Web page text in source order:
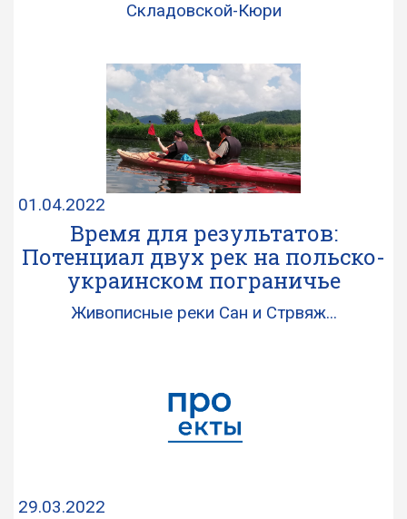
Складовской-Кюри
01.04.2022
Время для результатов:
Потенциал двух рек на польско-
украинском пограничье
Живописные реки Сан и Стрвяж...
29.03.2022